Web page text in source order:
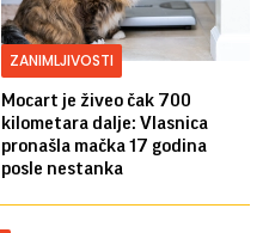
ZANIMLJIVOSTI
Mocart je živeo čak 700
kilometara dalje: Vlasnica
pronašla mačka 17 godina
posle nestanka